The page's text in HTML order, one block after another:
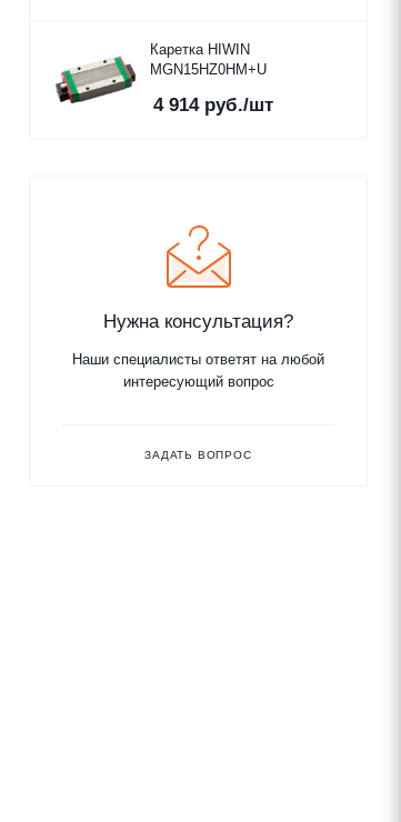
Каретка HIWIN
MGN15HZ0HM+U
4 914руб./шт
Нужна консультация?
Наши специалисты ответят на любой
интересующий вопрос
ЗАДАТЬ ВОПРОС